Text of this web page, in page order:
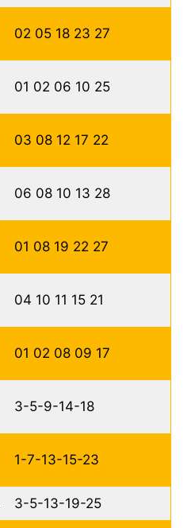
02 05 18 23 27
01 02 06 10 25
03 08 12 17 22
06 08 10 13 28
01 08 19 22 27
04 10 11 15 21
01 02 08 09 17
3-5-9-14-18
1-7-13-15-23
3-5-13-19-25